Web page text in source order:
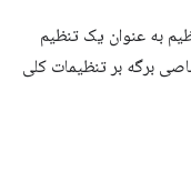
به عنوان یک تنظیم
برگه بر تنظیمات کلی